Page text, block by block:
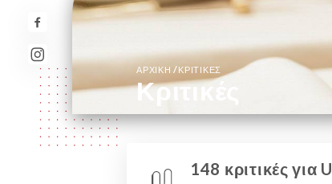
ΑΡΧΙΚΉ/ ΚΡΙΤΙΚΈΣ
Κριτικές
148 κριτικές για